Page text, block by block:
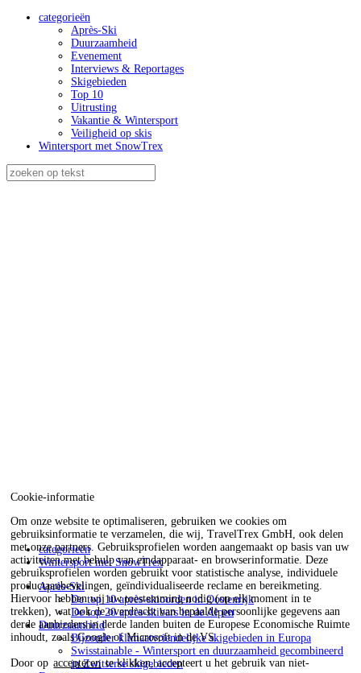
Cookie-informatie
Om onze website te optimaliseren, gebruiken we cookies om
gebruiksinformatie te verzamelen, die wij, TravelTrex GmbH, ook delen
met onze partners. Gebruiksprofielen worden aangemaakt op basis van uw
activiteiten met behulp van eindapparaat- en browserinformatie. Deze
gebruiksprofielen worden gebruikt voor statistische analyse, individuele
productaanbevelingen, geïndividualiseerde reclame en bereikmeting.
Hiervoor hebben wij uw toestemming nodig (op elk moment in te
trekken), wat ook de overdracht van bepaalde persoonlijke gegevens aan
derde aanbieders in derde landen buiten de Europese Economische Ruimte
inhoudt, zoals Google of Microsoft in de VS.
Door op accepterente klikken, accepteert u het gebruik van niet-
categorieën
Après-Ski
Duurzaamheid
Evenement
Interviews & Reportages
Skigebieden
Top 10
Uitrusting
Vakantie & Wintersport
Veiligheid op skis
Wintersport met SnowTrex
categorieën
Wintersport met SnowTrex
Après-Ski
De top 10 après-skioorden in Oostenrijk
De top 20 après-skibars in de Alpen
Duurzaamheid
Bijzonder klimaatvriendelijke skigebieden in Europa
Swisstainable - Wintersport en duurzaamheid gecombineerd
in Zwitserse skigebieden